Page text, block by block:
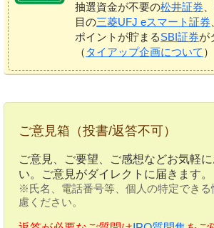
抽選資金が不要の松井証券
目の三菱UFJ eスマート証券
ポイントが貯まるSBI証券が
（ タイアップ企画について ）
ご意見箱（投書/返答不可）
ご意見、ご要望、ご感想などお気軽
い。ご意見がダイレクトに届きます。
※氏名、電話番号等、個人の特定できる
慮ください。